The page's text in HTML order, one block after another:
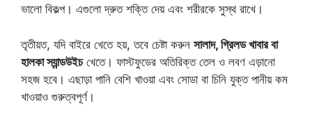
ভালো বিকল্প। এগুলো দ্রুত শক্তি দেয় এবং শরীরকে সুস্থ রাখে।
তৃতীয়ত, যদি বাইরে খেতে হয়, তবে চেষ্টা করুন সালাদ, গ্রিলড খাবার বা
হালকা স্যান্ডউইচখেতে। ফাস্টফুডের অতিরিক্ত তেল ও লবণ এড়ানো
সহজ হবে। এছাড়া পানি বেশি খাওয়া এবং সোডা বা চিনি যুক্ত পানীয় কম
খাওয়াও গুরুত্বপূর্ণ।